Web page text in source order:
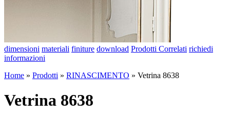
dimensioni materiali finiture download Prodotti Correlati richiedi
informazioni
Home » Prodotti » RINASCIMENTO » Vetrina 8638
Vetrina 8638